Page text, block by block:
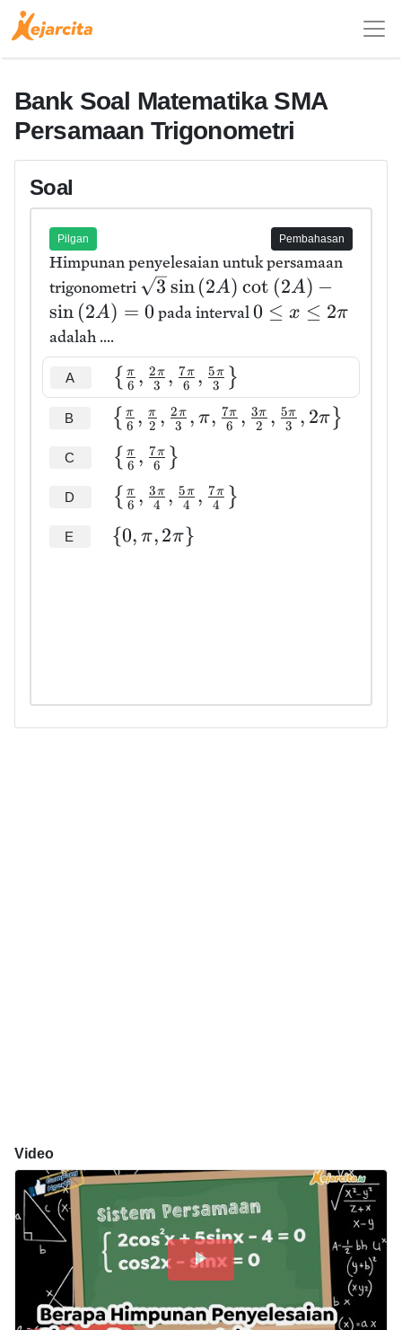
Bank Soal Matematika SMA
Persamaan Trigonometri
Soal
Pilgan Pembahasan
Himpunan penyelesaian untuk persamaan
trigonometri
3 sin (2A) cot (2A) −
sin (2A) = 0pada interval0 ≤ x ≤ 2π
adalah ....
A { 6
π , 3
2π , 6
7π , 3
5π }
B { 6
π , 2
π , 3
2π , π, 6
7π , 2
3π , 3
5π , 2π }
C { 6
π , 6
7π }
D { 6
π , 4
3π , 4
5π , 4
7π }
E {0, π,2π}
Video